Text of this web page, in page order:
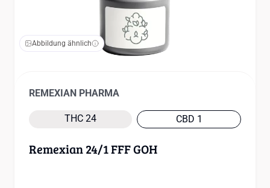
Abbildung ähnlich
REMEXIAN PHARMA
THC 24 CBD 1
Remexian 24/1 FFF GOH